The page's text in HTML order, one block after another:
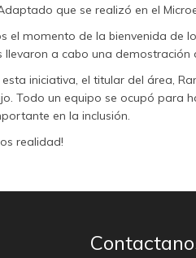
que se realizó en el
el momento de la bienvenida de
llevaron a cabo una demostración
iniciativa, el titular del área,
Todo un equipo se ocupó para
en la inclusión.
realidad!